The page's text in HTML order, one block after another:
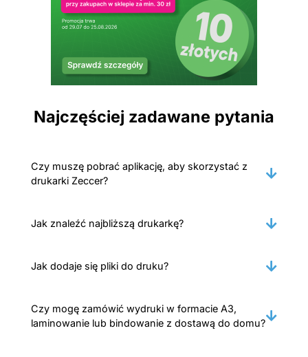
Najczęściej zadawane pytania
Czy muszę pobrać aplikację, aby skorzystać z
drukarki Zeccer?
Jak znaleźć najbliższą drukarkę?
Jak dodaje się pliki do druku?
Czy mogę zamówić wydruki w formacie A3,
laminowanie lub bindowanie z dostawą do domu?